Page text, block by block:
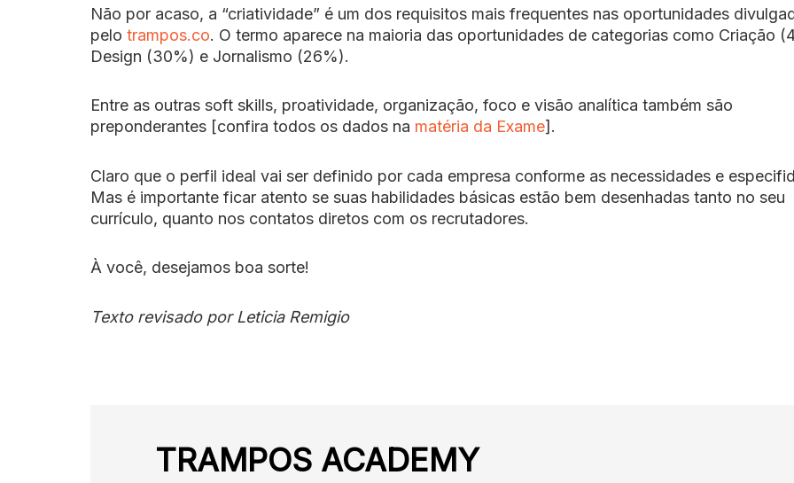
Não por acaso, a “criatividade” é um dos requisitos mais frequentes nas oportunidades
pelo trampos.co. O termo aparece na maioria das oportunidades de categorias como Criação
Design (30%) e Jornalismo (26%).
Entre as outras soft skills, proatividade, organização, foco e visão analítica também são
preponderantes [confira todos os dados na matéria da Exame].
Claro que o perfil ideal vai ser definido por cada empresa conforme as necessidades e
Mas é importante ficar atento se suas habilidades básicas estão bem desenhadas tanto no seu
currículo, quanto nos contatos diretos com os recrutadores.
À você, desejamos boa sorte!
Texto revisado por Leticia Remigio
TRAMPOS ACADEMY